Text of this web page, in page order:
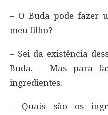
– O Buda pode fazer
meu filho?
– Sei da existência
Buda. – Mas para
ingredientes.
– Quais são os